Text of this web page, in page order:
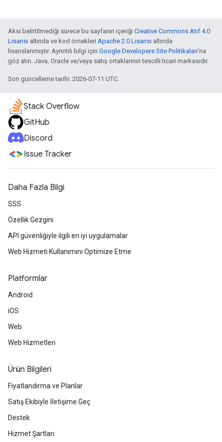
Aksi belirtilmediği sürece bu sayfanın içeriği Creative Commons Atıf 4.0
Lisansı altında ve kod örnekleri Apache 2.0 Lisansı altında
lisanslanmıştır. Ayrıntılı bilgi için Google Developers Site Politikaları'na
göz atın. Java, Oracle ve/veya satış ortaklarının tescilli ticari markasıdır.
Son güncelleme tarihi: 2026-07-11 UTC.
Stack Overflow
GitHub
Discord
Issue Tracker
Daha Fazla Bilgi
SSS
Özellik Gezgini
API güvenliğiyle ilgili en iyi uygulamalar
Web Hizmeti Kullanımını Optimize Etme
Platformlar
Android
iOS
Web
Web Hizmetleri
Ürün Bilgileri
Fiyatlandırma ve Planlar
Satış Ekibiyle İletişime Geç
Destek
Hizmet Şartları